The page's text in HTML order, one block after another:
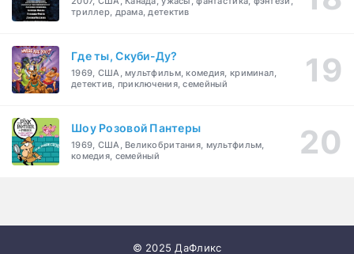
триллер, драма, детектив
Где ты, Скуби-Ду?
1969, США, мультфильм, комедия, криминал,
детектив, приключения, семейный
Шоу Розовой Пантеры
1969, США, Великобритания, мультфильм,
комедия, семейный
© 2025 ДаФликс